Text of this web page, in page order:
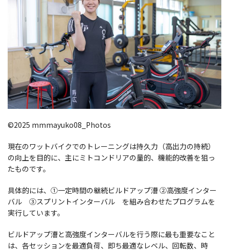
©2025 mmmayuko08_Photos
現在のワットバイクでのトレーニングは持久力（高出力の持続）
の向上を目的に、主にミトコンドリアの量的、機能的改善を狙っ
たものです。
具体的には、①一定時間の継続ビルドアップ漕 ②高強度インター
バル ③スプリントインターバル を組み合わせたプログラムを
実行しています。
ビルドアップ漕と高強度インターバルを行う際に最も重要なこと
は、各セッションを最適負荷、即ち最適なレベル、回転数、時